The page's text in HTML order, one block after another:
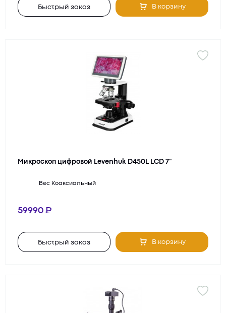
Быстрый заказ В корзину
Микроскоп цифровой Levenhuk D450L LCD 7"
Вес Коаксиальный
59990
Быстрый заказ В корзину